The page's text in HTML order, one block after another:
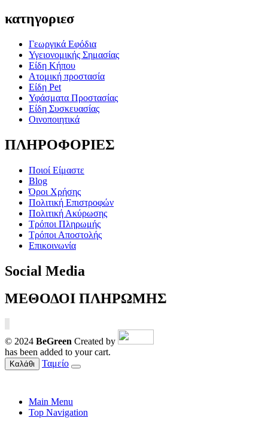
κατηγοριεσ
Γεωργικά Εφόδια
Υγειονομικής Σημασίας
Είδη Κήπου
Ατομική προστασία
Είδη Pet
Υφάσματα Προστασίας
Είδη Συσκευασίας
Οινοποιητικά
ΠΛΗΡΟΦΟΡΙΕΣ
Ποιοί Είμαστε
Blog
Όροι Χρήσης
Πολιτική Επιστροφών
Πολιτική Ακύρωσης
Τρόποι Πληρωμής
Τρόποι Αποστολής
Επικοινωνία
Social Media
ΜΕΘΟΔΟΙ ΠΛΗΡΩΜΗΣ
© 2024 BeGreen Created by
has been added to your cart.
Καλάθι Ταμείο
Main Menu
Top Navigation